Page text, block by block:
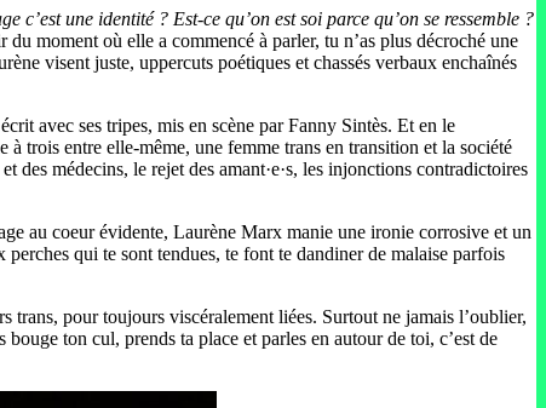
c’est une identité ? Est-ce qu’on est soi parce qu’on se ressemble ?
moment où elle a commencé à parler, tu n’as plus décroché une
visent juste, uppercuts poétiques et chassés verbaux enchaînés
avec ses tripes, mis en scène par Fanny Sintès. Et en le
trois entre elle-même, une femme trans en transition et la société
des médecins, le rejet des amant·e·s, les injonctions contradictoires
au coeur évidente, Laurène Marx manie une ironie corrosive et un
qui te sont tendues, te font te dandiner de malaise parfois
trans, pour toujours viscéralement liées. Surtout ne jamais l’oublier,
ton cul, prends ta place et parles en autour de toi, c’est de